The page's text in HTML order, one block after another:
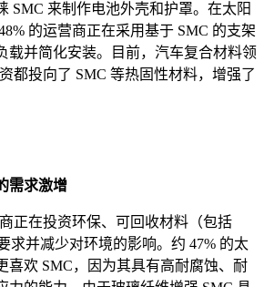
SMC 来制作电池外壳和护罩。在太阳
的运营商正在采用基于 SMC 的支架
载并简化安装。目前，汽车复合材料领
都投向了 SMC 等热固性材料，增强了
需求激增
正在投资环保、可回收材料（包括
求并减少对环境的影响。约 47% 的太
喜欢 SMC，因为其具有高耐腐蚀、耐